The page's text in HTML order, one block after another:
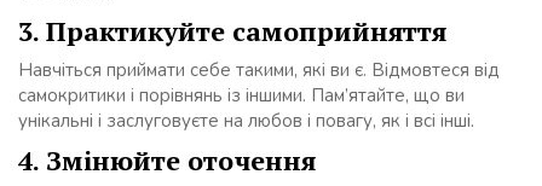
3. Практикуйте самоприйняття
Навчіться приймати себе такими, які ви є. Відмовтеся від
самокритики і порівнянь із іншими. Пам’ятайте, що ви
унікальні і заслуговуєте на любов і повагу, як і всі інші.
4. Змінюйте оточення